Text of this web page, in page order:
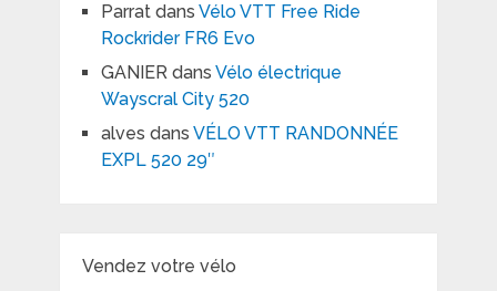
Parratdans Vélo VTT Free Ride
Rockrider FR6 Evo
GANIERdans Vélo électrique
Wayscral City 520
alves dans VÉLO VTT RANDONNÉE
EXPL 520 29″
Vendez votre vélo